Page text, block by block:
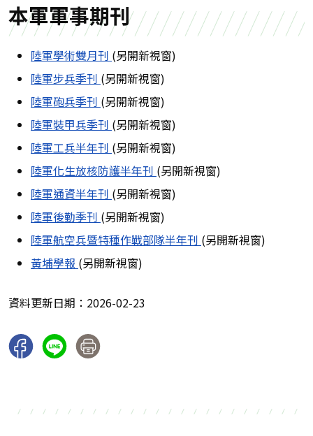
本軍軍事期刊
陸軍學術雙月刊 (另開新視窗)
陸軍步兵季刊 (另開新視窗)
陸軍砲兵季刊 (另開新視窗)
陸軍裝甲兵季刊 (另開新視窗)
陸軍工兵半年刊 (另開新視窗)
陸軍化生放核防護半年刊 (另開新視窗)
陸軍通資半年刊 (另開新視窗)
陸軍後勤季刊 (另開新視窗)
陸軍航空兵暨特種作戰部隊半年刊 (另開新視窗)
黃埔學報 (另開新視窗)
資料更新日期：2026-02-23